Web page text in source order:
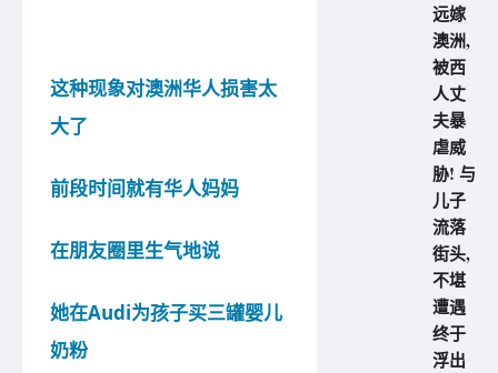
这种现象对澳洲华人损害太
大了
前段时间就有华人妈妈
在朋友圈里生气地说
她在Audi为孩子买三罐婴儿
奶粉
远嫁
澳洲,
被西
人丈
夫暴
虐威
胁! 与
儿子
流落
街头,
不堪
遭遇
终于
浮出